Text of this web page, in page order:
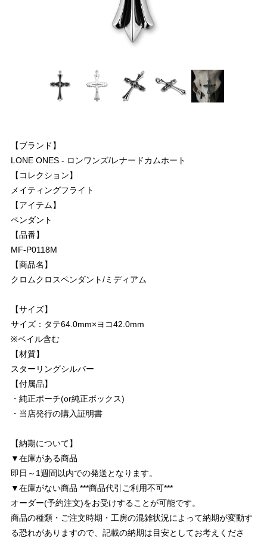
【ブランド】
LONE ONES - ロンワンズ/レナードカムホート
【コレクション】
メイティングフライト
【アイテム】
ペンダント
【品番】
MF-P0118M
【商品名】
クロムクロスペンダント/ミディアム
【サイズ】
サイズ：タテ64.0mm×ヨコ42.0mm
※ベイル含む
【材質】
スターリングシルバー
【付属品】
・純正ポーチ(or純正ボックス)
・当店発行の購入証明書
【納期について】
▼在庫がある商品
即日～1週間以内での発送となります。
▼在庫がない商品 ***商品代引ご利用不可***
オーダー(予約注文)をお受けすることが可能です。
商品の種類・ご注文時期・工房の混雑状況によって納期が変動す
る恐れがありますので、記載の納期は目安としてお考えくださ